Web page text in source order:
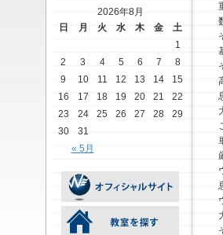
2026年8月
日
月 火 水 木 金 土
« 5月
1
2
3 4 5 6 7
8
9
10 11 12 13 14
15
16
17 18 19 20 21
22
23
24 25 26 27 28
29
30
31